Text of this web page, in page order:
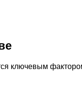
ключевым